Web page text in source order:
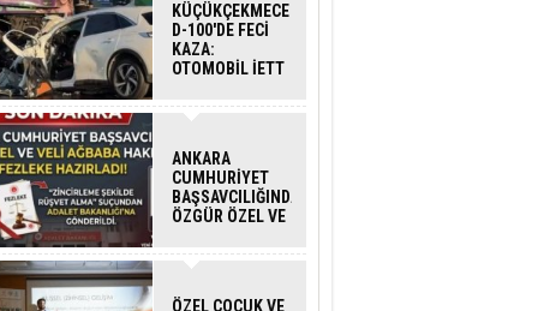
KÜÇÜKÇEKMECE
D-100'DE FECİ
KAZA:
OTOMOBİL İETT
ÇARPTI 3 KİŞİ
ANKARA
CUMHURİYET
BAŞSAVCILIĞINDAN
ÖZGÜR ÖZEL VE
HAKKINDA
ÖZEL ÇOCUK VE